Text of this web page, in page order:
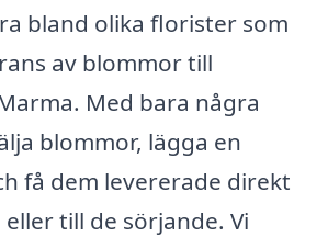
bland olika florister som
av blommor till
Med bara några
blommor, lägga en
få dem levererade direkt
till de sörjande. Vi